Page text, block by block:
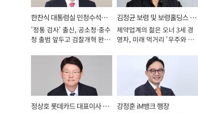
한찬식 대통령실 민정수석비
서관
'정통 검사' 출신, 공소청·중수
청 출범 앞두고 검찰개혁 완수
김정균 보령 및 보령홀딩스 대
표이사 사장
제약업계의 젊은 오너 3세 경
영자, 미래 먹거리 '우주와 헬
정상호 롯데카드 대표이사 사
강정훈 iM뱅크 행장